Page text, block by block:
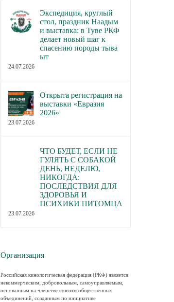
Экспедиция, круглый
стол, праздник Наадым
и выставка: в Туве РКФ
делает новый шаг к
спасению породы тыва
ыт
24.07.2026
Открыта регистрация на
выставки «Евразия
2026»
23.07.2026
ЧТО БУДЕТ, ЕСЛИ НЕ
ГУЛЯТЬ С СОБАКОЙ
ДЕНЬ, НЕДЕЛЮ,
НИКОГДА:
ПОСЛЕДСТВИЯ ДЛЯ
ЗДОРОВЬЯ И
ПСИХИКИ ПИТОМЦА
23.07.2026
Организация
Российская кинологическая федерация (РКФ) является
некоммерческим, добровольным, самоуправляемым,
основанным на членстве союзом общественных
объединений, созданным по инициативе